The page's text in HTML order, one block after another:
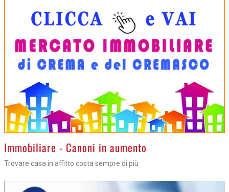
>Immobiliare - Canoni in aumento
Trovare casa in affitto costa sempre di più